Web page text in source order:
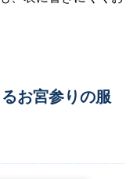
お宮参りの服